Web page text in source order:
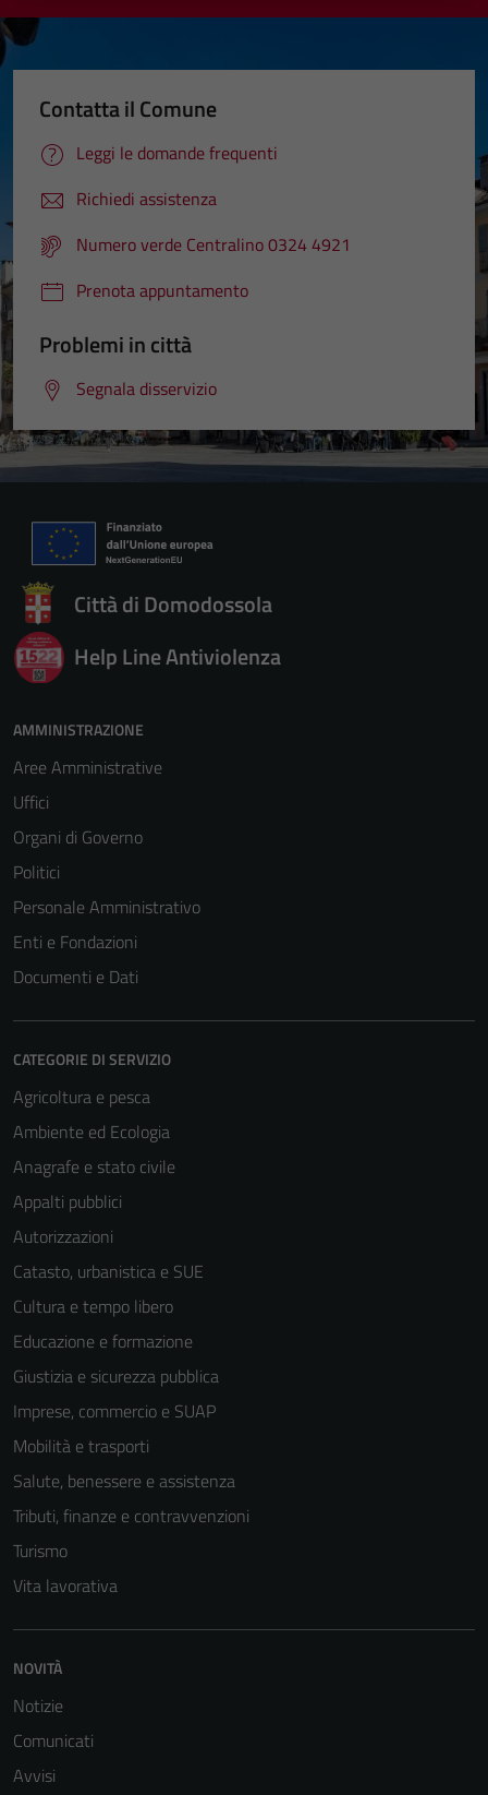
Contatta il Comune
Leggi le domande frequenti
Richiedi assistenza
Numero verde Centralino 0324 4921
Prenota appuntamento
Problemi in città
Segnala disservizio
Città di Domodossola
Help Line Antiviolenza
AMMINISTRAZIONE
Aree Amministrative
Uffici
Organi di Governo
Politici
Personale Amministrativo
Enti e Fondazioni
Documenti e Dati
CATEGORIE DI SERVIZIO
Agricoltura e pesca
Ambiente ed Ecologia
Anagrafe e stato civile
Appalti pubblici
Autorizzazioni
Catasto, urbanistica e SUE
Cultura e tempo libero
Educazione e formazione
Giustizia e sicurezza pubblica
Imprese, commercio e SUAP
Mobilità e trasporti
Salute, benessere e assistenza
Tributi, finanze e contravvenzioni
Turismo
Vita lavorativa
NOVITÀ
Notizie
Comunicati
Avvisi